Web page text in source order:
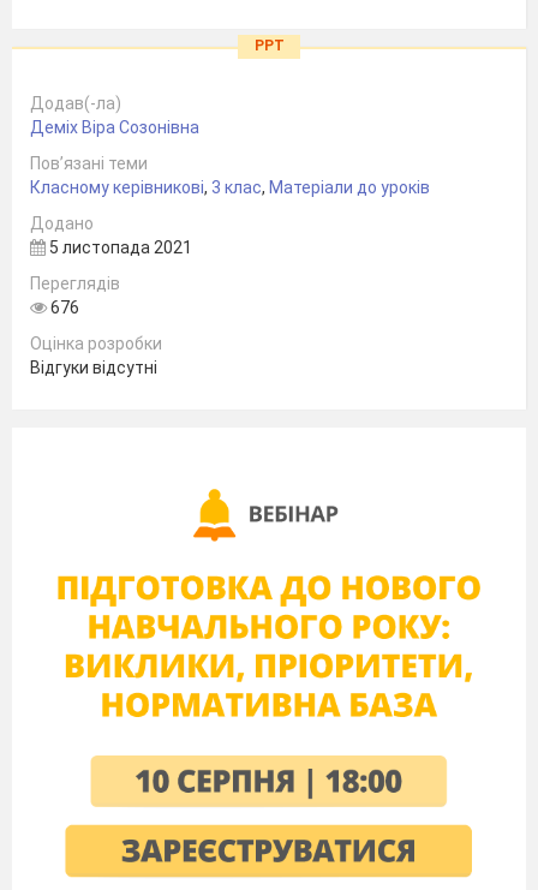
PPT
Додав(-ла)
Деміх Віра Созонівна
Пов’язані теми
Класному керівникові, 3 клас, Матеріали до уроків
Додано
5 листопада 2021
Переглядів
676
Оцінка розробки
Відгуки відсутні